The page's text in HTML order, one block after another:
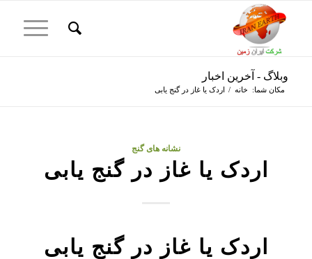
وبلاگ - آخرین اخبار
مکان شما: خانه / اردک یا غاز در گنج یابی
نشانه های گنج
اردک یا غاز در گنج یابی
اردک یا غاز در گنج یابی